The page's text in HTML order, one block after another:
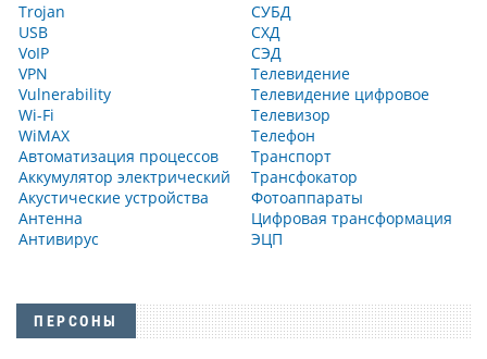
Trojan
USB
VoIP
VPN
Vulnerability
Wi-Fi
WiMAX
Автоматизация процессов
Аккумулятор электрический
Акустические устройства
Антенна
Антивирус
СУБД
СХД
СЭД
Телевидение
Телевидение цифровое
Телевизор
Телефон
Транспорт
Трансфокатор
Фотоаппараты
Цифровая трансформация
ЭЦП
ПЕРСОНЫ